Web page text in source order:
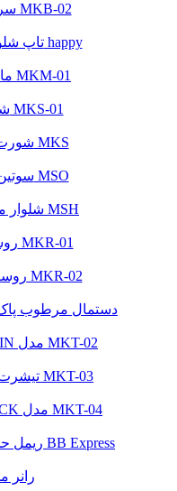
سرهمی جین پسرانه کد MKB-02
تاپ شلوارک مخمل زنانه طرح happy
مانتو چهارخانه زنانه کد MKM-01
شورت زنانه توری کد MKS-01
شورت زنانه مدل توری کد MKS
سوتین زنانه طرح دار مدل MSO
شلوار مخمل زنانه مجلسی کد MSH
روسری زنانه گلدار مدل MKR-01
روسری زنانه خالخالی مدل MKR-02
دستمال مرطوب پاک
تیشرت مردانه طرح PLEIN مدل MKT-02
تیشرت مردانه طرح کارت مدل MKT-03
تیشرت مردانه طرح BLACK مدل MKT-04
ریمل حجم دهنده کالیستا بیوتی مدل BB Express
رانر